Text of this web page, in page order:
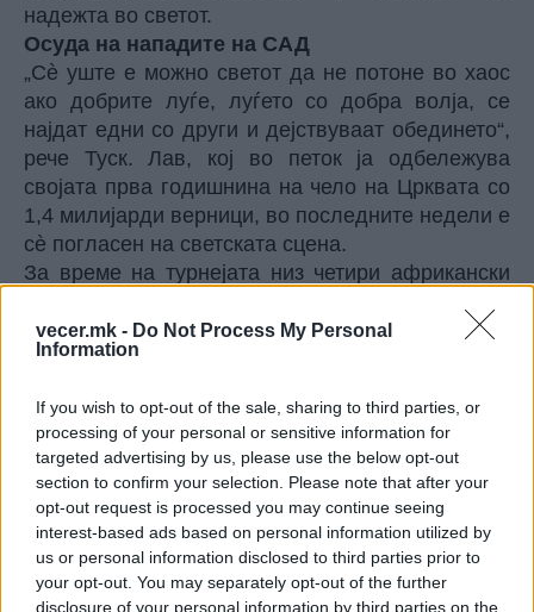
vecer.mk - Do Not Process My Personal
Information
If you wish to opt-out of the sale, sharing to third parties, or
processing of your personal or sensitive information for
targeted advertising by us, please use the below opt-out
section to confirm your selection. Please note that after your
opt-out request is processed you may continue seeing
interest-based ads based on personal information utilized by
us or personal information disclosed to third parties prior to
your opt-out. You may separately opt-out of the further
disclosure of your personal information by third parties on the
надежта во светот.
Осуда на нападите на САД
„Сè уште е можно светот да не потоне во хаос
ако добрите луѓе, луѓето со добра волја, се
најдат едни со други и дејствуваат обединето“,
рече Туск. Лав, кој во петок ја одбележува
својата прва годишнина на чело на Црквата со
1,4 милијарди верници, во последните недели е
сè погласен на светската сцена.
За време на турнејата низ четири африкански
глобалното лидерство и рече дека светот е
„пустоштен од неколку тирани“. Рубио е
Џ.Д. Венс. Двајцата се сретнаа со Лав пред
една година, откако присуствуваа на првата
миса на папата.
На брифинг во Белата куќа во вторникот, Рубио
рече дека очекува да разговара со Лав за Куба
и загриженоста за верските слободи низ целиот
свет. Американскиот државен секретар ќе